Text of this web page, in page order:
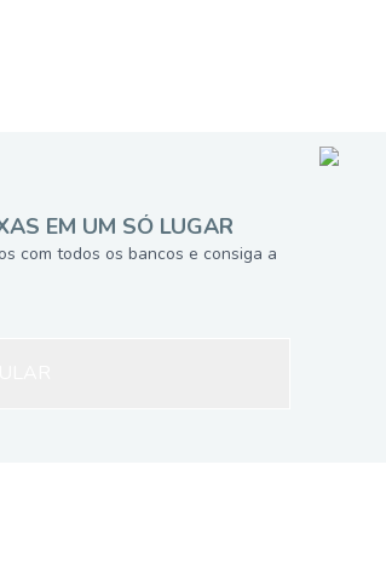
EM UM SÓ LUGAR
com todos os bancos e consiga a